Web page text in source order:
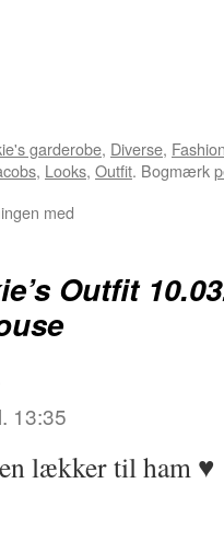
garderobe, Diverse,
, Looks, Outfit. Bogmærk
med
Outfit
13:35
lækker til ham ♥